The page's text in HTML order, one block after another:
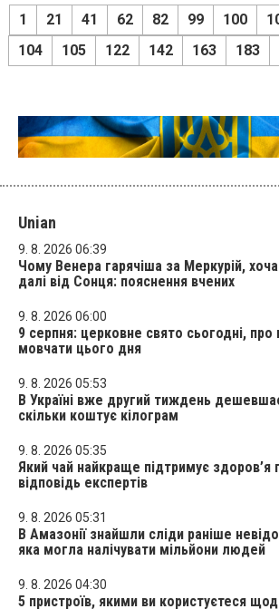
1 21 41 62 82 99 100
104
105 122 142 163 183
Unian
9. 8. 2026 06:39
Чому Венера гарячіша за Меркурій,
далі від Сонця: пояснення вчених
9. 8. 2026 06:00
9 серпня: церковне свято сьогодні,
мовчати цього дня
9. 8. 2026 05:53
В Україні вже другий тиждень
скільки коштує кілограм
9. 8. 2026 05:35
Який чай найкраще підтримує здоров’я
відповідь експертів
9. 8. 2026 05:31
В Амазонії знайшли сліди раніше
яка могла налічувати мільйони людей
9. 8. 2026 04:30
5 пристроїв, якими ви користуєтеся